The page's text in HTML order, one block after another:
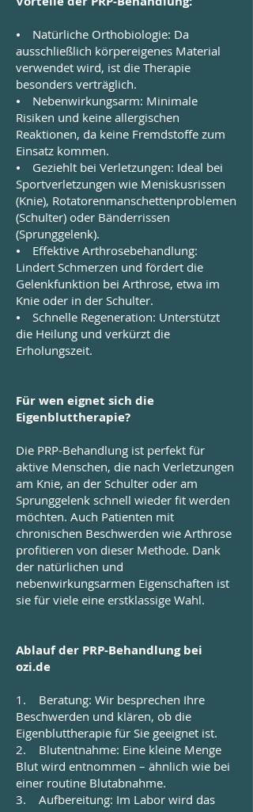
⦁ Natürliche Orthobiologie: Da
ausschließlich körpereigenes Material
verwendet wird, ist die Therapie
besonders verträglich.
⦁ Nebenwirkungsarm: Minimale
Risiken und keine allergischen
Reaktionen, da keine Fremdstoffe zum
Einsatz kommen.
⦁ Geziehlt bei Verletzungen: Ideal bei
Sportverletzungen wie Meniskusrissen
(Knie), Rotatorenmanschettenproblemen
(Schulter) oder Bänderrissen
(Sprunggelenk).
⦁ Effektive Arthrosebehandlung:
Lindert Schmerzen und fördert die
Gelenkfunktion bei Arthrose, etwa im
Knie oder in der Schulter.
⦁ Schnelle Regeneration: Unterstützt
die Heilung und verkürzt die
Erholungszeit.
Für wen eignet sich die
Eigenbluttherapie?
Die PRP-Behandlung ist perfekt für
aktive Menschen, die nach Verletzungen
am Knie, an der Schulter oder am
Sprunggelenk schnell wieder fit werden
möchten. Auch Patienten mit
chronischen Beschwerden wie Arthrose
profitieren von dieser Methode. Dank
der natürlichen und
nebenwirkungsarmen Eigenschaften ist
sie für viele eine erstklassige Wahl.
Ablauf der PRP-Behandlung bei
ozi.de
1. Beratung: Wir besprechen Ihre
Beschwerden und klären, ob die
Eigenbluttherapie für Sie geeignet ist.
2. Blutentnahme: Eine kleine Menge
Blut wird entnommen – ähnlich wie bei
einer routine Blutabnahme.
3. Aufbereitung: Im Labor wird das